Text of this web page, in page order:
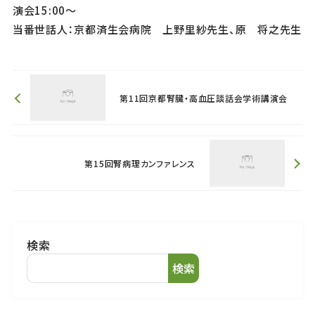
演会15:00～
当番世話人：京都済生会病院 上野里紗先生、原 将之先生
第11回京都腎臓・高血圧談話会学術講演会
第15回腎病理カンファレンス
検索
検索